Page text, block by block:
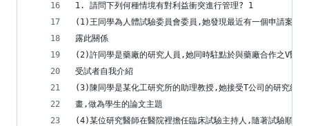
1. 請問下列何種情境有對利益衝突進行管理? 1
(1)王同學為人體試驗委員會委員,她發現最近有一個申請案件
露此關係
(2)許同學是藥廠的研究人員,她同時駐點於與藥廠合作之V醫
受試者自我介紹
(3)陳同學是某化工研究所的助理教授,她接受T公司的研究經
畫,做為學生的論文主題
(4)某位研究醫師在醫院裡擔任臨床試驗主持人,隨著試驗順利